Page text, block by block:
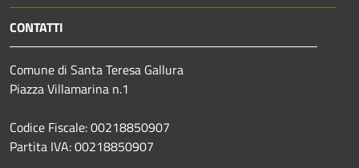
CONTATTI
Comune di Santa Teresa Gallura
Piazza Villamarina n.1
Codice Fiscale: 00218850907
Partita IVA: 00218850907